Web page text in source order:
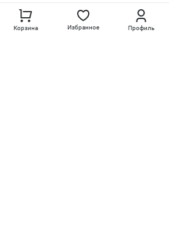
Корзина Избранное Профиль